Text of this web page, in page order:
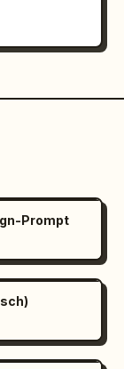
Prompt